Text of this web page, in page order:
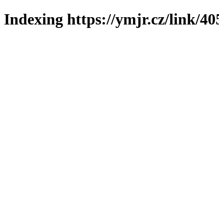
Indexing https://ymjr.cz/link/